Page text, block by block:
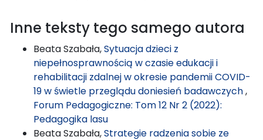
Inne teksty tego samego autora
Beata Szabała,Sytuacja dzieci z
niepełnosprawnością w czasie edukacji i
rehabilitacji zdalnej w okresie pandemii COVID-
19 w świetle przeglądu doniesień badawczych,
Forum Pedagogiczne: Tom 12 Nr 2 (2022):
Pedagogika lasu
Beata Szabała,Strategie radzenia sobie ze